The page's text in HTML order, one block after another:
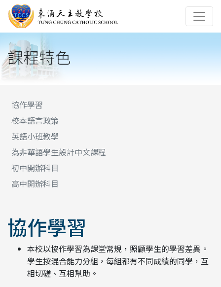
課程特色
協作學習
校本語言政策
英語小班教學
為非華語學生設計中文課程
初中開辦科目
高中開辦科目
協作學習
本校以協作學習為課堂常規，照顧學生的學習差異。
學生按混合能力分組，每組都有不同成績的同學，互
相切磋、互相幫助。